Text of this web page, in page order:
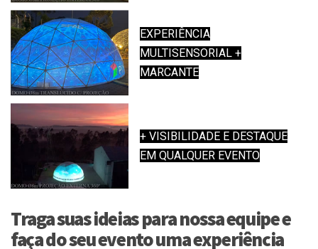
EXPERIÊNCIA
MULTISENSORIAL +
MARCANTE
+ VISIBILIDADE E DESTAQUE
EM QUALQUER EVENTO
Traga suas ideias para nossa equipe e
faça do seu evento uma experiência